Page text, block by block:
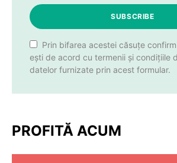
SUBSCRIBE
Prin bifarea acestei căsuțe
ești de acord cu termenii și condițiile
datelor furnizate prin acest formular.
PROFITĂ ACUM